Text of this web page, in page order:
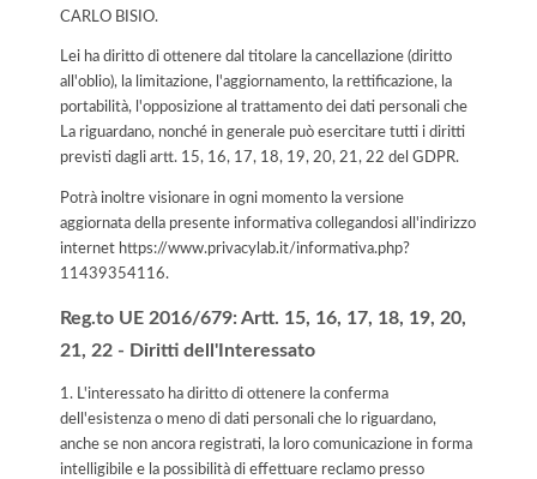
CARLO BISIO.
Lei ha diritto di ottenere dal titolare la cancellazione (diritto
all'oblio), la limitazione, l'aggiornamento, la rettificazione, la
portabilità, l'opposizione al trattamento dei dati personali che
La riguardano, nonché in generale può esercitare tutti i diritti
previsti dagli artt. 15, 16, 17, 18, 19, 20, 21, 22 del GDPR.
Potrà inoltre visionare in ogni momento la versione
aggiornata della presente informativa collegandosi all'indirizzo
internet https://www.privacylab.it/informativa.php?
11439354116.
Reg.to UE 2016/679: Artt. 15, 16, 17, 18, 19, 20,
21, 22 - Diritti dell'Interessato
1. L'interessato ha diritto di ottenere la conferma
dell'esistenza o meno di dati personali che lo riguardano,
anche se non ancora registrati, la loro comunicazione in forma
intelligibile e la possibilità di effettuare reclamo presso